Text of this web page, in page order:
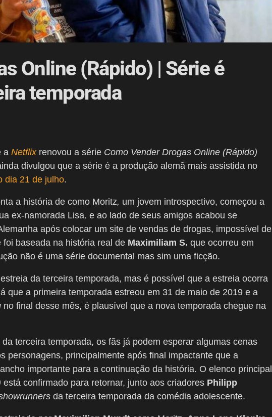
Online (Rápido) | Série é
temporada
a Netflix renovou a série Como Vender Drogas Online (Rápido)
divulgou que a série é a produção alemã mais assistida no
dia 21 de julho.
a história de como Moritz, um jovem introspectivo, começou a
ex-namorada Lisa, e ao lado de seus amigos acabou se
após colocar um site de vendas de drogas, impossível de
baseada na história real de Maximiliam S. que ocorreu em
não é uma série documental mas sim uma ficção.
da terceira temporada, mas é possível que a estreia ocorra
que a primeira temporada estreou em 31 de maio de 2019 e a
no final desse mês, é plausível que a nova temporada chegue na
terceira temporada, os fãs já podem esperar algumas cenas
personagens, principalmente após final impactante que a
importante para a continuação da história. O elenco principal
está confirmado para retornar, junto aos criadores Philipp
da terceira temporada da comédia adolescente.